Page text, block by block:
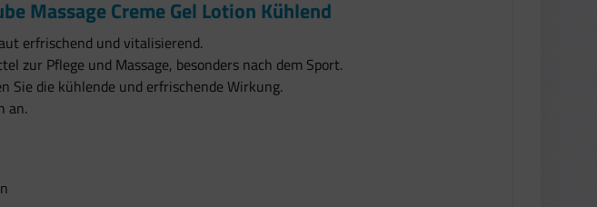
Massage Creme Gel Lotion Kühlend
erfrischend und vitalisierend.
zur Pflege und Massage, besonders nach dem Sport.
Sie die kühlende und erfrischende Wirkung.
an.